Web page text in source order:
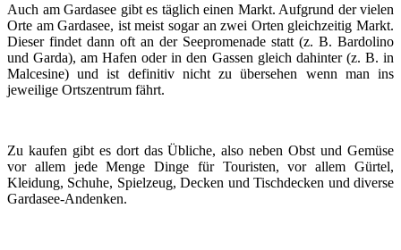
Auch am Gardasee gibt es täglich einen Markt. Aufgrund der vielen
Orte am Gardasee, ist meist sogar an zwei Orten gleichzeitig Markt.
Dieser findet dann oft an der Seepromenade statt (z. B. Bardolino
und Garda), am Hafen oder in den Gassen gleich dahinter (z. B. in
Malcesine) und ist definitiv nicht zu übersehen wenn man ins
jeweilige Ortszentrum fährt.
Zu kaufen gibt es dort das Übliche, also neben Obst und Gemüse
vor allem jede Menge Dinge für Touristen, vor allem Gürtel,
Kleidung, Schuhe, Spielzeug, Decken und Tischdecken und diverse
Gardasee-Andenken.